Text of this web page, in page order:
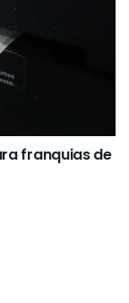
franquias de